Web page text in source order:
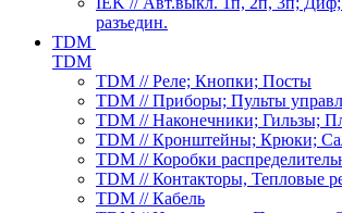
разъедин.
TDM
TDM
TDM // Реле; Кнопки; Посты
TDM // Приборы; Пульты
TDM // Наконечники; Гильзы;
TDM // Кронштейны; Крюки;
TDM // Коробки
TDM // Контакторы, Тепловые
TDM // Кабель